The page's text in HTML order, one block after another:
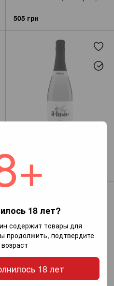
18 лет?
содержит товары для
продолжить, подтвердите
18 лет
505 грн
игристое брют)
339 грн